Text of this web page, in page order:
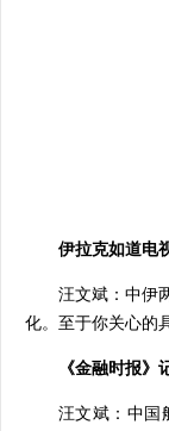
伊拉克如道电
汪文斌：中伊
化。至于你关心的
《金融时报
汪文斌：中国